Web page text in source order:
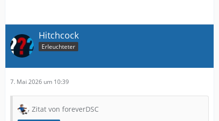
Hitchcock
Erleuchteter
7. Mai 2026 um 10:39
Zitat von foreverDSC